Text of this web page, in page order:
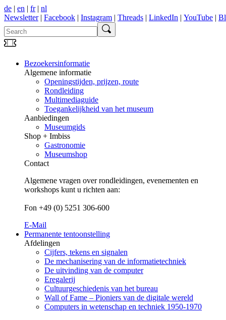
de | en | fr| nl
Newsletter| Facebook | Instagram | Threads | LinkedIn | YouTube |
Bezoekersinformatie
Algemene informatie
Openingstijden, prijzen, route
Rondleiding
Multimediaguide
Toegankelijkheid van het museum
Aanbiedingen
Museumgids
Shop + Imbiss
Gastronomie
Museumshop
Contact
Algemene vragen over rondleidingen, evenementen en
workshops kunt u richten aan:
Fon +49 (0) 5251 306-600
E-Mail
Permanente tentoonstelling
Afdelingen
Cijfers, tekens en signalen
De mechanisering van de informatietechniek
De uitvinding van de computer
Eregalerij
Cultuurgeschiedenis van het bureau
Wall of Fame – Pioniers van de digitale wereld
Computers in wetenschap en techniek 1950-1970